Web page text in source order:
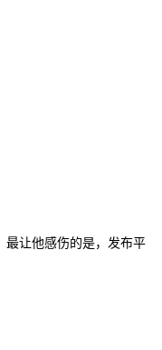
最让他感伤的是，发布平